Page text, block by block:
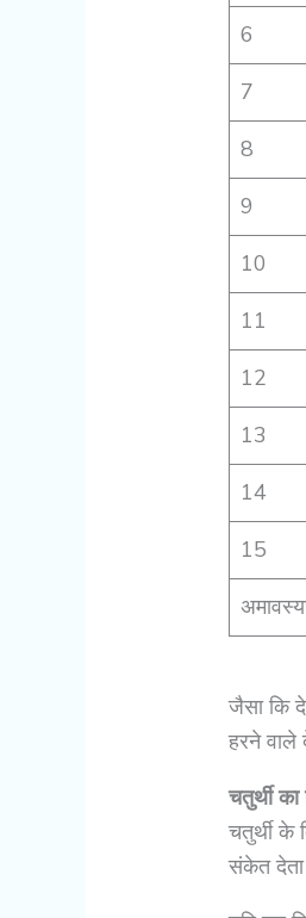
6
7
8
9
10
11
12
13
14
15
जैसा कि
हरने वाले
चतुर्थी
चतुर्थी के
संकेत